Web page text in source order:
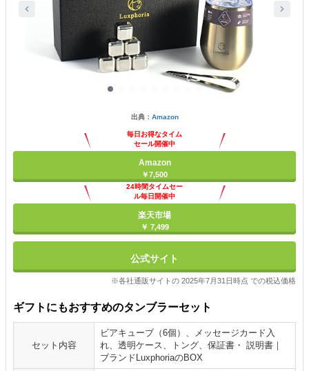
出典： Amazon
毎日お得なタイム
セール開催中
Amazon
￥7,500
24時間タイムセー
ル毎日開催中
楽天市場
￥ 7,499
公式サイト
※各社通販サイトの 2025年7月31日時点 での税込価格
ギフトにもおすすめのタンブラーセット
セット内容
ビアキューブ（6個）、メッセージカード入
れ、透明ケース、トング、保証書・ 説明書｜
ブランドLuxphoriaのBOX